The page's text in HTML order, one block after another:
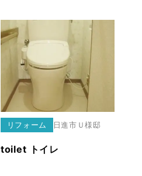
リフォーム 日進市 Ｕ様邸
toilet トイレ